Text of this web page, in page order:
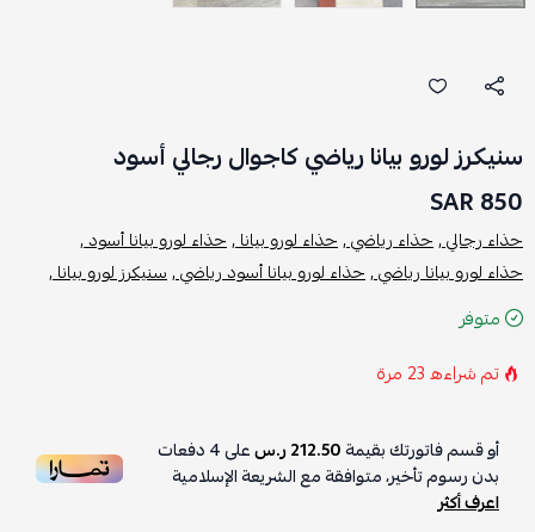
سنيكرز لورو بيانا رياضي كاجوال رجالي أسود
850 SAR
حذاء رجالي ,حذاء رياضي ,حذاء لورو بيانا ,حذاء لورو بيانا أسود ,
حذاء لورو بيانا رياضي ,حذاء لورو بيانا أسود رياضي ,سنيكرز لورو بيانا ,
متوفر
تم شراءه23 مرة
أو قسم فاتورتك بقيمة212.50 ر.س على4دفعات
بدون رسوم تأخير، متوافقة مع الشريعة الإسلامية
اعرف أكثر